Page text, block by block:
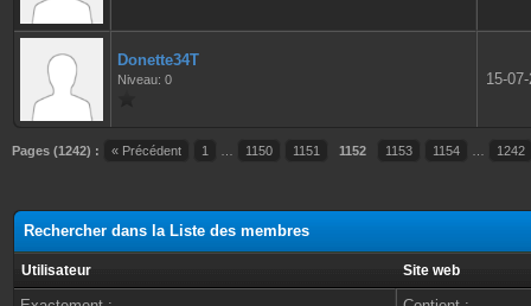
Donette34T
Niveau: 0 15-
Pages (1242) : « Précédent 1 1150 1151 1152 1153 1154 1242
Rechercher dans la Liste des membres
Utilisateur Site web